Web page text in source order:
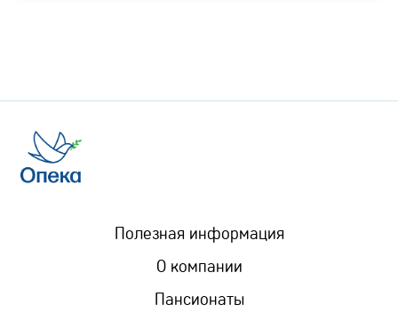
Пансионаты
Полезная информация
О компании